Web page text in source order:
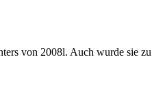
von 2008l. Auch wurde sie